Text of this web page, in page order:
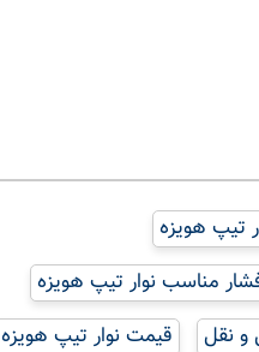
تیپ هویزه
مناسب نوار تیپ هویزه
و نقل
قیمت نوار تیپ هویزه